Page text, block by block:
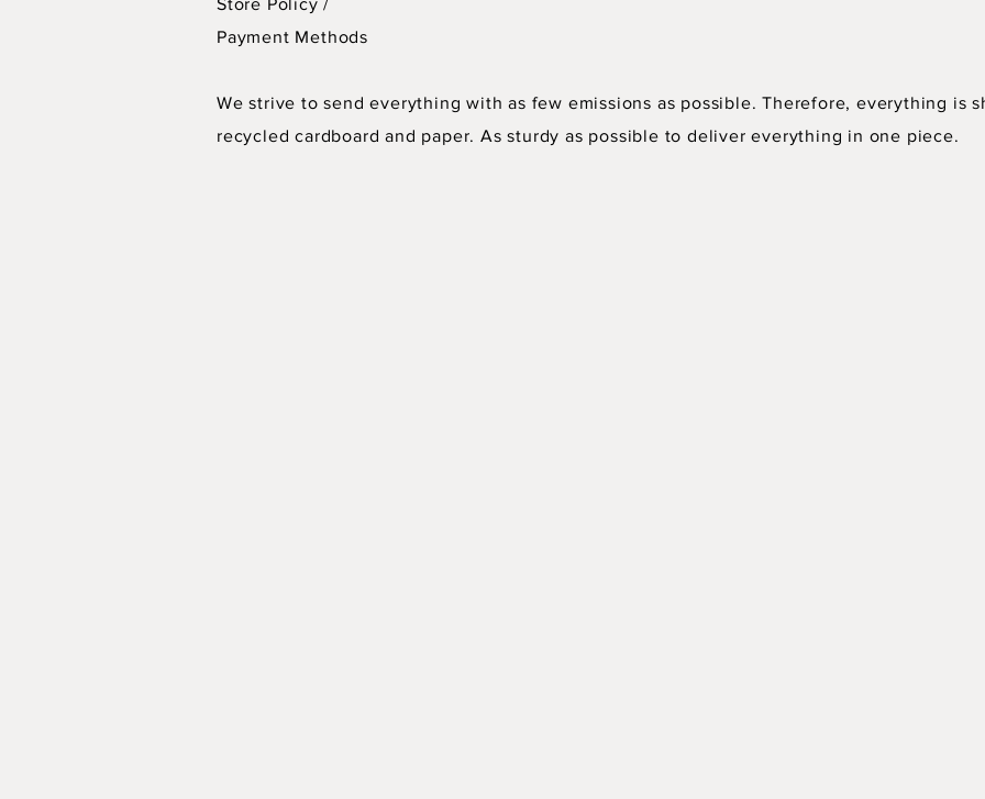
Store Policy/
Payment Methods
We strive to send everything with as few emissions as possible. Therefore, everything is
recycled cardboard and paper. As sturdy as possible to deliver everything in one piece.